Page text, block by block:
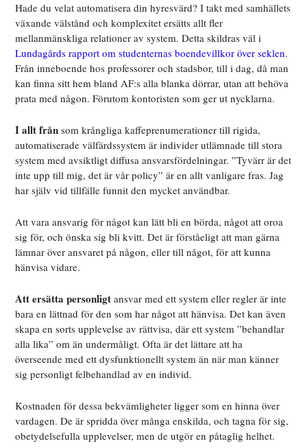
Hade du velat automatisera din hyresvärd? I takt med samhällets
växande välstånd och komplexitet ersätts allt fler
mellanmänskliga relationer av system. Detta skildras väl i
Lundagårds rapport om studenternas boendevillkor över seklen.
Från inneboende hos professorer och stadsbor, till i dag, då man
kan finna sitt hem bland AF:s alla blanka dörrar, utan att behöva
prata med någon. Förutom kontoristen som ger ut nycklarna.
I allt från som krångliga kaffeprenumerationer till rigida,
automatiserade välfärdssystem är individer utlämnade till stora
system med avsiktligt diffusa ansvarsfördelningar. ”Tyvärr är det
inte upp till mig, det är vår policy” är en allt vanligare fras. Jag
har själv vid tillfälle funnit den mycket användbar.
Att vara ansvarig för något kan lätt bli en börda, något att oroa
sig för, och önska sig bli kvitt. Det är förståeligt att man gärna
lämnar över ansvaret på någon, eller till något, för att kunna
hänvisa vidare.
Att ersätta personligt ansvar med ett system eller regler är inte
bara en lättnad för den som har något att hänvisa. Det kan även
skapa en sorts upplevelse av rättvisa, där ett system ”behandlar
alla lika” om än undermåligt. Ofta är det lättare att ha
överseende med ett dysfunktionellt system än när man känner
sig personligt felbehandlad av en individ.
Kostnaden för dessa bekvämligheter ligger som en hinna över
vardagen. De är spridda över många enskilda, och tagna för sig,
obetydelsefulla upplevelser, men de utgör en påtaglig helhet.